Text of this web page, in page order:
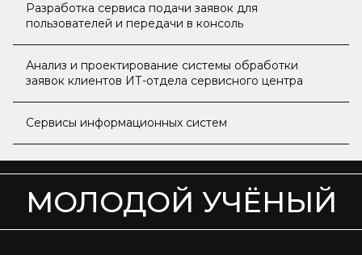
Разработка сервиса подачи заявок для
пользователей и передачи в консоль
Анализ и проектирование системы обработки
заявок клиентов ИТ-отдела сервисного центра
Сервисы информационных систем
МОЛОДОЙ УЧЁНЫЙ